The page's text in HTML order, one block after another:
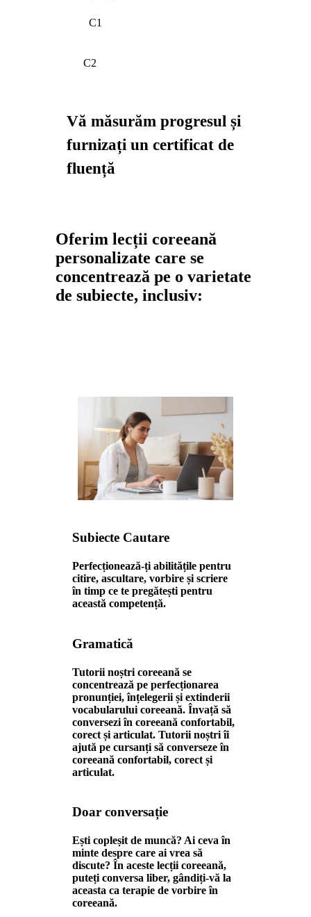
C1
C2
Vă măsurăm progresul și
furnizați un certificat de
fluență
Oferim lecții coreeană
personalizate care se
concentrează pe o varietate
de subiecte, inclusiv:
Subiecte Cautare
Perfecționează-ți abilitățile pentru
citire, ascultare, vorbire și scriere
în timp ce te pregătești pentru
această competență.
Gramatică
Tutorii noștri coreeană se
concentrează pe perfecționarea
pronunției, înțelegerii și extinderii
vocabularului coreeană. Învață să
conversezi în coreeană confortabil,
corect și articulat. Tutorii noștri îi
ajută pe cursanți să converseze în
coreeană confortabil, corect și
articulat.
Doar conversație
Ești copleșit de muncă? Ai ceva în
minte despre care ai vrea să
discute? În aceste lecții coreeană,
puteți conversa liber, gândiți-vă la
aceasta ca terapie de vorbire în
coreeană.